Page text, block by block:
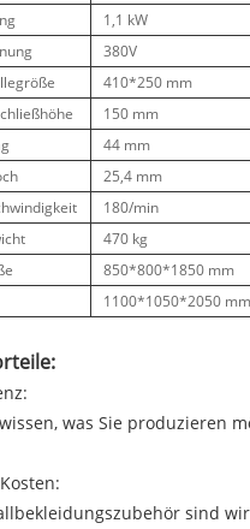
1,1 kW
380V
410*250 mm
150 mm
44 mm
25,4 mm
180/min
470 kg
850*800*1850 mm
1100*1050*2050
was Sie produzieren
sind